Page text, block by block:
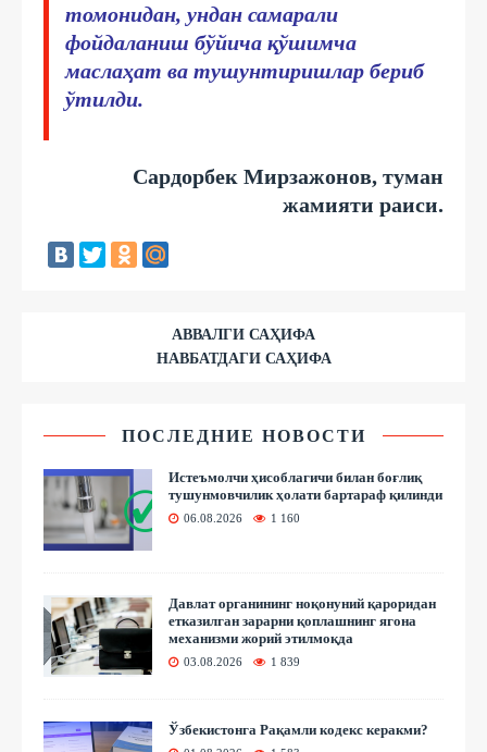
томонидан, ундан самарали
фойдаланиш бўйича қўшимча
маслаҳат ва тушунтиришлар бериб
ўтилди.
Сардорбек Мирзажонов, туман
жамияти раиси.
АВВАЛГИ САҲИФА
НАВБАТДАГИ САҲИФА
ПОСЛЕДНИЕ НОВОСТИ
Истеъмолчи ҳисоблагичи билан боғлиқ
тушунмовчилик ҳолати бартараф қилинди
06.08.2026 1 160
Давлат органининг ноқонуний қароридан
етказилган зарарни қоплашнинг ягона
механизми жорий этилмоқда
03.08.2026 1 839
Ўзбекистонга Рақамли кодекс керакми?